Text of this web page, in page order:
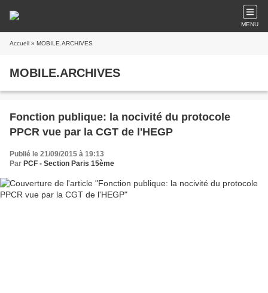
MENU
Accueil » MOBILE.ARCHIVES
MOBILE.ARCHIVES
Fonction publique: la nocivité du protocole
PPCR vue par la CGT de l'HEGP
Publié le 21/09/2015 à 19:13
Par PCF - Section Paris 15ème